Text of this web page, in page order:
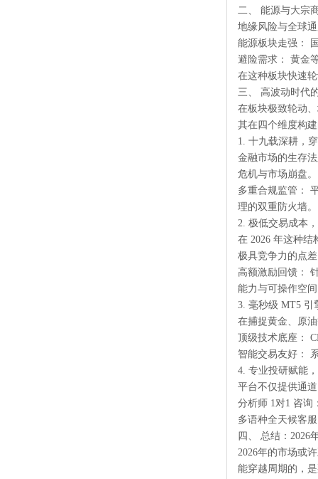
二、 能源与大宗
地缘风险与全球
能源板块走强：
避险需求： 黄金
在这种板块快速
三、 高波动时代
在板块极致轮动
其在四个维度构
1. 十九载深耕，
金融市场的生存
危机与市场崩盘。
多重合规监管：
理的双重防火墙。
2. 极低交易成本
在 2026 年这种
极具竞争力的点
高额激励回馈：
能力与可操作空
3. 毫秒级 MT5 引
在捕捉黄金、原
顶级技术底座：
智能交易友好：
4. 专业投研赋能
平台不仅提供通
分析师 1对1 咨询
多语种全天候客
四、 总结：2026
2026年的市场或
能穿越周期的，